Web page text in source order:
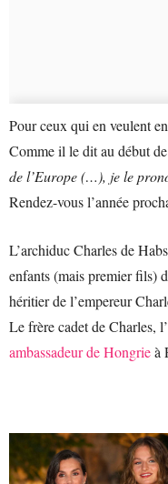
Pour ceux qui en veulent
Comme il le dit au début
de l’Europe (…), je le
Rendez-vous l’année
L’archiduc Charles de
enfants (mais premier fils)
héritier de l’empereur
Le frère cadet de Charles, l’
ambassadeur de Hongrieà